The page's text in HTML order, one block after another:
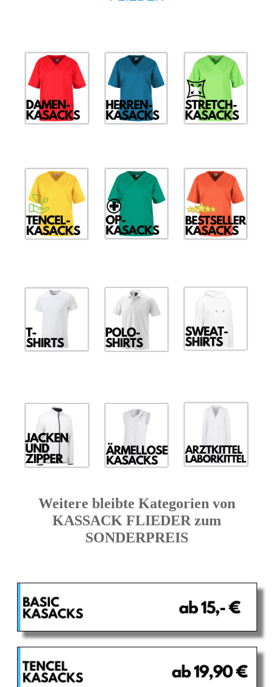
Weitere bleibte Kategorien von
KASSACK FLIEDER zum
SONDERPREIS